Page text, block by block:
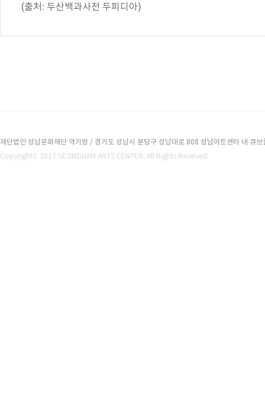
(출처: 두산백과사전 두피디아)
재단법인 성남문화재단 악기랑 / 경기도 성남시 분당구 성남대로 808 성남아트센터 내 큐
Copyright© 2017 SEONGNAM ARTS CENTER. All Rights Reserved.